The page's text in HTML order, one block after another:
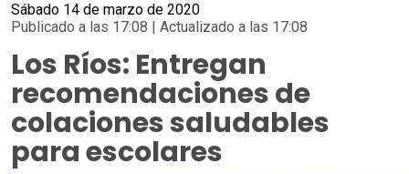
Sábado 14 de marzo de 2020
Publicado a las 17:08 | Actualizado a las 17:08
Los Ríos: Entregan
recomendaciones de
colaciones saludables
para escolares